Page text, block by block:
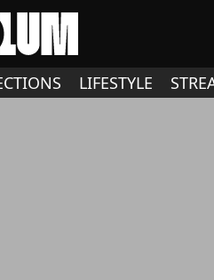
LIFESTYLE